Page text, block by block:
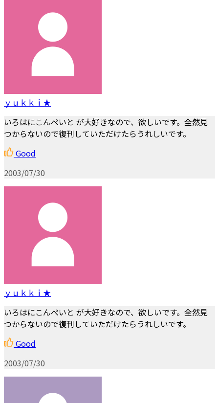
ｙｕｋｋｉ★
いろはにこんぺいと が大好きなので、欲しいです。全然見
つからないので復刊していただけたらうれしいです。
Good
2003/07/30
ｙｕｋｋｉ★
いろはにこんぺいと が大好きなので、欲しいです。全然見
つからないので復刊していただけたらうれしいです。
Good
2003/07/30